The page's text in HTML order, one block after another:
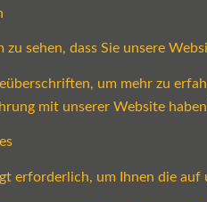
sehen, dass Sie unsere
um mehr zu
mit unserer Website
erforderlich, um Ihnen die